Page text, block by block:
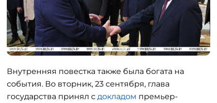
Внутренняя повестка также была богата на
события. Во вторник, 23 сентября, глава
государства принял с докладом премьер-